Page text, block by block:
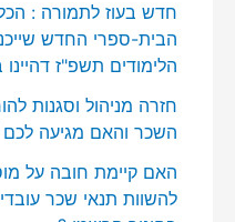
חדש בעוז לתמורה :
הבית-ספרי החדש
הלימודים תשפ"ז דהיינו ב-1/
חזרה מניהול וסגנות
השכר והאם מגיעה
האם קיימת חובה על
להשוות תנאי שכר
ו